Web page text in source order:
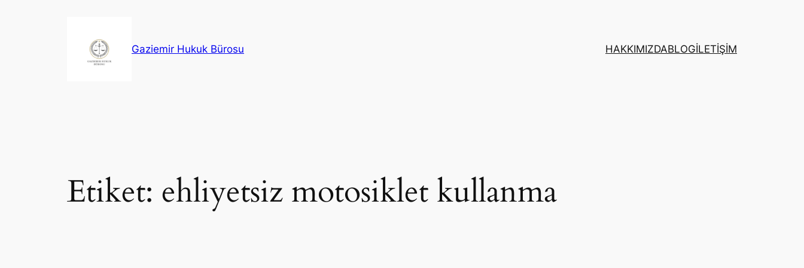
Gaziemir Hukuk Bürosu
HAKKIMIZDABLOGİLETİŞİM
Etiket: ehliyetsiz motosiklet kullanma